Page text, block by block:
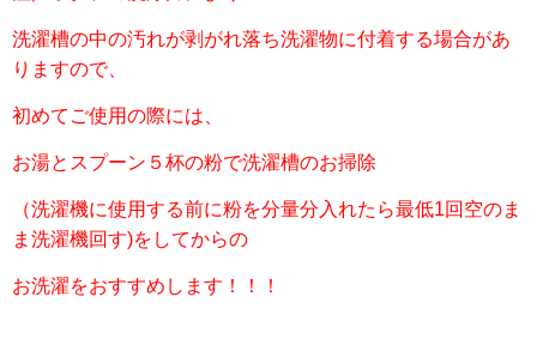
洗濯槽の中の汚れが剥がれ落ち洗濯物に付着する場合があ
りますので、
初めてご使用の際には、
お湯とスプーン５杯の粉で洗濯槽のお掃除
（洗濯機に使用する前に粉を分量分入れたら最低1回空のま
ま洗濯機回す)をしてからの
お洗濯をおすすめします！！！